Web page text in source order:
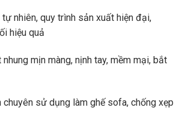
tự nhiên, quy trình sản xuất hiện đại,
hiệu quả
nhung mịn màng, nịnh tay, mềm mại, bắt
chuyên sử dụng làm ghế sofa, chống xẹp